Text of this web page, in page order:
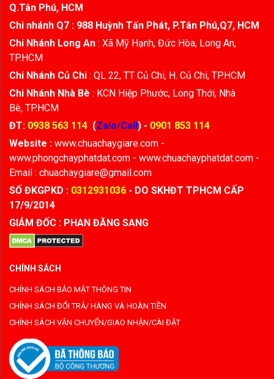
Q.Tân Phú, HCM
Chi nhánh Q7 : 988 Huỳnh Tấn Phát, P.Tân Phú,Q7, HCM
Chi Nhánh Long An : Xã Mỹ Hạnh, Đức Hòa, Long An,
TP.HCM
Chi Nhánh Củ Chi : QL 22, TT Củ Chi, H. Củ Chi, TP.HCM
Chi Nhánh Nhà Bè : KCN Hiệp Phước, Long Thới, Nhà
Bè, TP.HCM
ĐT: 0938 563 114 (Zalo/Call) - 0901 853 114
Website : www.chuachaygiare.com -
www.phongchayphatdat.com - www.chuachayphatdat.com -
Email : chuachaygiare@gmail.com
SỐ ĐKGPKD : 0312931036 - DO SKHĐT TPHCM CẤP
17/9/2014
GIÁM ĐỐC : PHAN ĐĂNG SANG
CHÍNH SÁCH
CHÍNH SÁCH BẢO MẬT THÔNG TIN
CHÍNH SÁCH ĐỔI TRẢ/ HÀNG VÀ HOÀN TIỀN
CHÍNH SÁCH VẬN CHUYỂN/GIAO NHẬN/CÀI ĐẶT